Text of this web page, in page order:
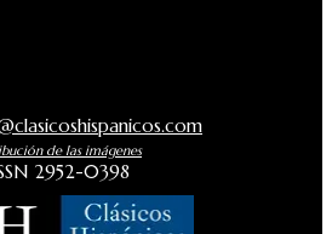
de las imágenes
2952-0398